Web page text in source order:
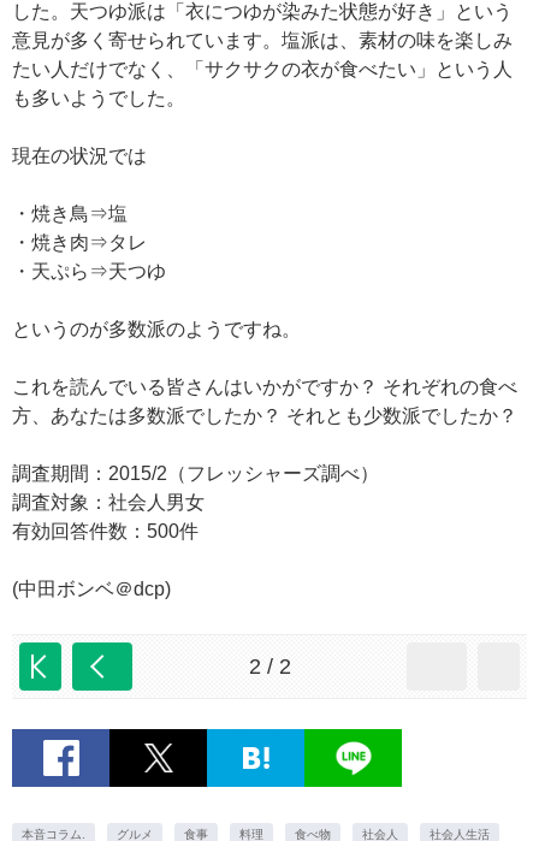
した。天つゆ派は「衣につゆが染みた状態が好き」という
意見が多く寄せられています。塩派は、素材の味を楽しみ
たい人だけでなく、「サクサクの衣が食べたい」という人
も多いようでした。
現在の状況では
・焼き鳥⇒塩
・焼き肉⇒タレ
・天ぷら⇒天つゆ
というのが多数派のようですね。
これを読んでいる皆さんはいかがですか？ それぞれの食べ
方、あなたは多数派でしたか？ それとも少数派でしたか？
調査期間：2015/2（フレッシャーズ調べ）
調査対象：社会人男女
有効回答件数：500件
(中田ボンベ＠dcp)
2 / 2
本音コラム. グルメ 食事 料理 食べ物 社会人 社会人生活